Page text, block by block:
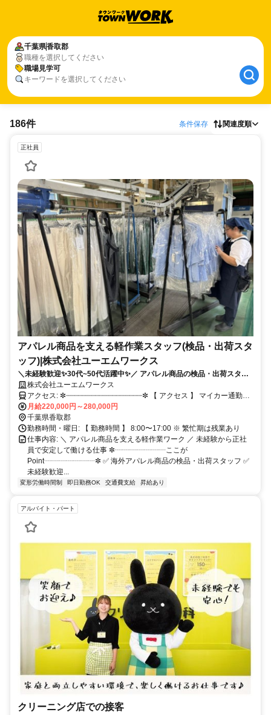
千葉県香取郡
職種を選択してください
職場見学可
キーワードを選択してください
186件 条件保存 関連度順
正社員
アパレル商品を支える軽作業スタッフ(検品・出荷スタ
ッフ)|株式会社ユーエムワークス
＼未経験歓迎✨30代~50代活躍中✨／ アパレル商品の検品・出荷スタッ
フ✨週休2日制✨衣類中心だから軽作業多め✨
株式会社ユーエムワークス
アクセス: ✼┈┈┈┈┈┈┈┈┈┈┈┈┈┈┈┈┈┈✼ 【 アクセス 】 マイカー通勤可
月給220,000円～280,000円
千葉県香取郡
勤務時間・曜日: 【 勤務時間 】 8:00〜17:00 ※ 繁忙期は残業あり
仕事内容: ＼ アパレル商品を支える軽作業ワーク ／ 未経験から正社
員で安定して働ける仕事 ✼┈┈┈┈┈┈┈ここが
Point┈┈┈┈┈┈┈✼ ✅ 海外アパレル商品の検品・出荷スタッフ ✅
未経験歓迎...
変形労働時間制 即日勤務OK 交通費支給 昇給あり
アルバイト・パート
クリーニング店での接客